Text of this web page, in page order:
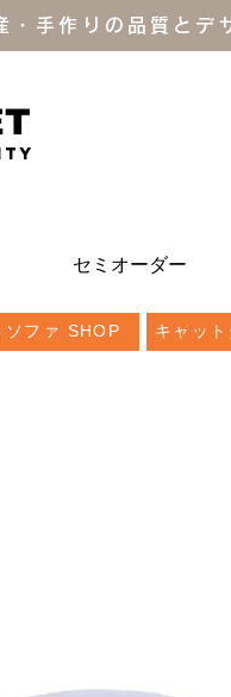
・手作りの品質と
セミオーダー
ソファ SHOP キャッ